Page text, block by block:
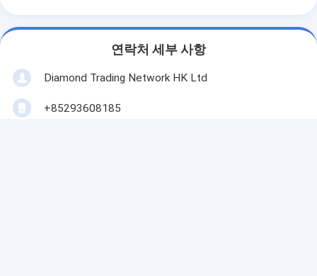
연락처 세부 사항
Diamond Trading Network HK Ltd
+85293608185